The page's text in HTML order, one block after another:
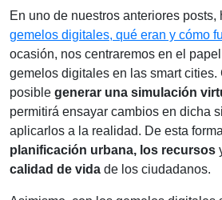
En uno de nuestros anteriores posts,
gemelos digitales, qué eran y cómo
ocasión, nos centraremos en el
gemelos digitales en las smart cities.
posible generar una simulación
permitirá ensayar cambios en dicha
aplicarlos a la realidad. De esta
planificación urbana, los recursos
calidad de vida de los ciudadanos.